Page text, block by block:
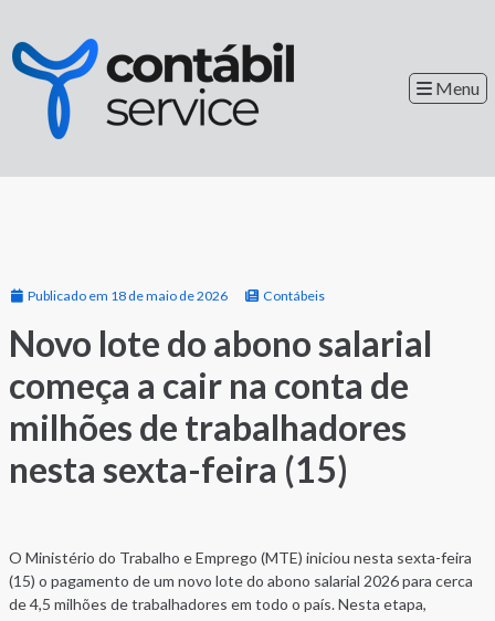
Menu
Publicado em 18 de maio de 2026 Contábeis
Novo lote do abono salarial
começa a cair na conta de
milhões de trabalhadores
nesta sexta-feira (15)
O Ministério do Trabalho e Emprego (MTE) iniciou nesta sexta-feira
(15) o pagamento de um novo lote do abono salarial 2026 para cerca
de 4,5 milhões de trabalhadores em todo o país. Nesta etapa,